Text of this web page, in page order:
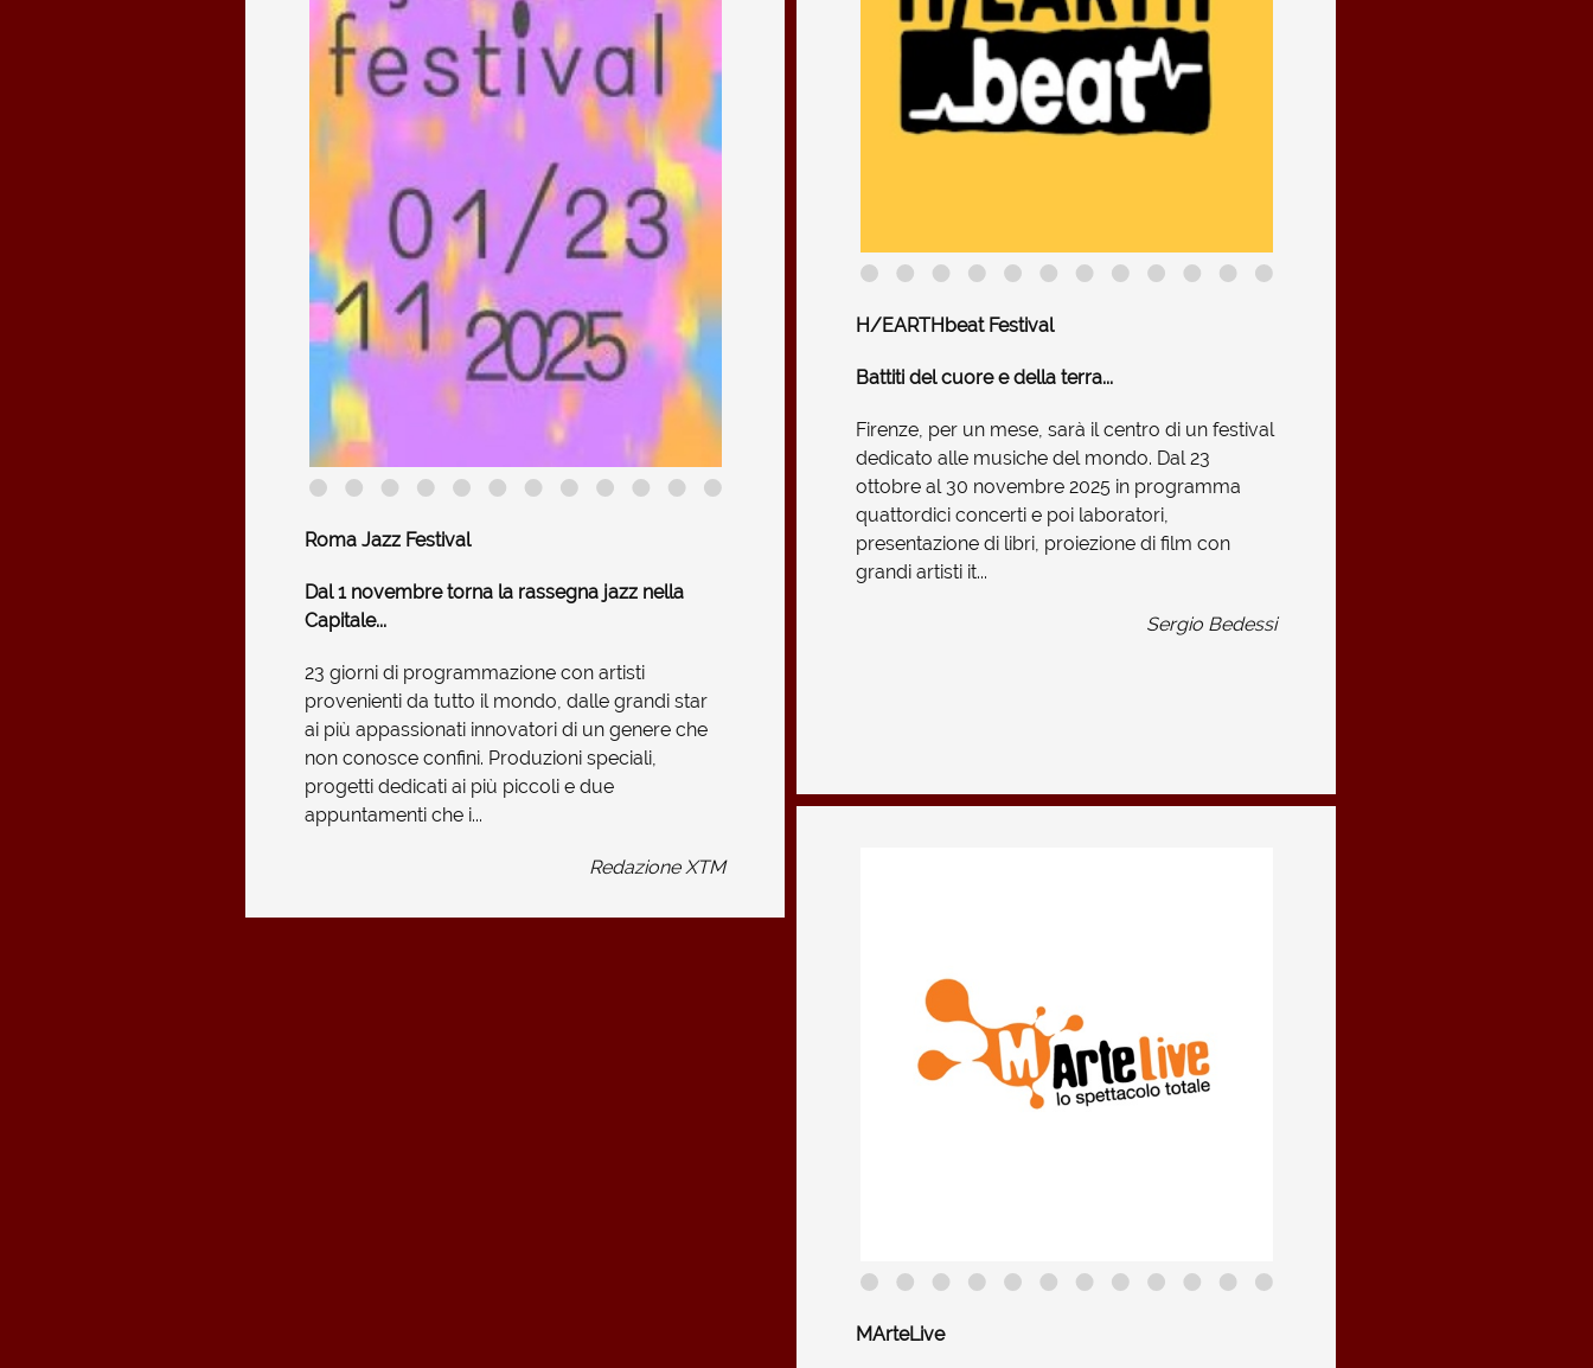
Roma Jazz Festival
Dal 1 novembre torna la rassegna jazz nella
Capitale...
23 giorni di programmazione con artisti
provenienti da tutto il mondo, dalle grandi star
ai più appassionati innovatori di un genere che
non conosce confini. Produzioni speciali,
progetti dedicati ai più piccoli e due
appuntamenti che i...
Redazione XTM
H/EARTHbeat Festival
Battiti del cuore e della terra...
Firenze, per un mese, sarà il centro di un festival
dedicato alle musiche del mondo. Dal 23
ottobre al 30 novembre 2025 in programma
quattordici concerti e poi laboratori,
presentazione di libri, proiezione di film con
grandi artisti it...
Sergio Bedessi
MArteLive